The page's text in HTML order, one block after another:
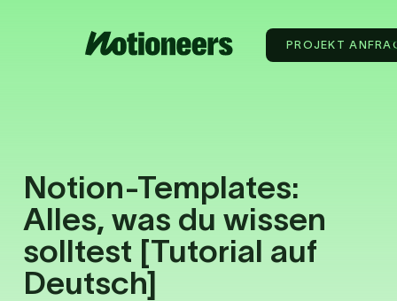
PROJEKT
Notion-Templates:
Alles, was du wissen
solltest [Tutorial auf
Deutsch]